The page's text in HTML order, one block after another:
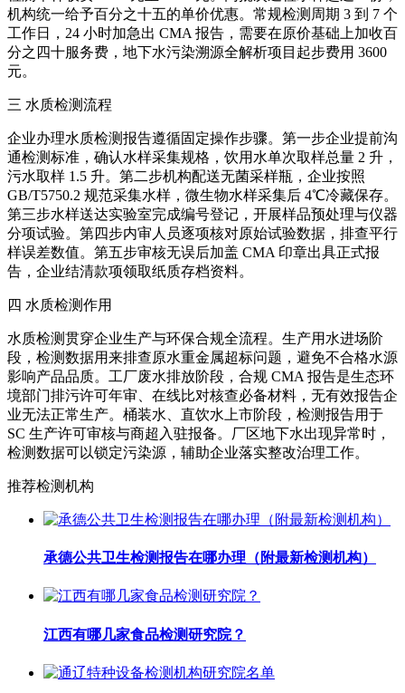
机构统一给予百分之十五的单价优惠。常规检测周期 3 到 7 个
工作日，24 小时加急出 CMA 报告，需要在原价基础上加收百
分之四十服务费，地下水污染溯源全解析项目起步费用 3600
元。
三 水质检测流程
企业办理水质检测报告遵循固定操作步骤。第一步企业提前沟
通检测标准，确认水样采集规格，饮用水单次取样总量 2 升，
污水取样 1.5 升。第二步机构配送无菌采样瓶，企业按照
GB/T5750.2 规范采集水样，微生物水样采集后 4℃冷藏保存。
第三步水样送达实验室完成编号登记，开展样品预处理与仪器
分项试验。第四步内审人员逐项核对原始试验数据，排查平行
样误差数值。第五步审核无误后加盖 CMA 印章出具正式报
告，企业结清款项领取纸质存档资料。
四 水质检测作用
水质检测贯穿企业生产与环保合规全流程。生产用水进场阶
段，检测数据用来排查原水重金属超标问题，避免不合格水源
影响产品品质。工厂废水排放阶段，合规 CMA 报告是生态环
境部门排污许可年审、在线比对核查必备材料，无有效报告企
业无法正常生产。桶装水、直饮水上市阶段，检测报告用于
SC 生产许可审核与商超入驻报备。厂区地下水出现异常时，
检测数据可以锁定污染源，辅助企业落实整改治理工作。
推荐检测机构
承德公共卫生检测报告在哪办理（附最新检测机构）
江西有哪几家食品检测研究院？